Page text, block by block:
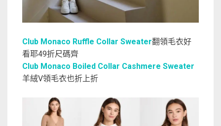
Club Monaco Ruffle Collar Sweater翻領毛衣好
看耶49折尺碼齊
Club Monaco Boiled Collar Cashmere Sweater
羊絨V領毛衣也折上折